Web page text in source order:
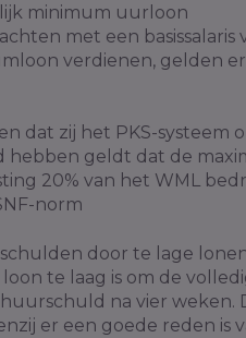
minimum uurloon
met een basissalaris
verdienen, gelden
dat zij het PKS-systeem
geldt dat de
20% van het WML
norm
door te lage
te laag is om de
na vier weken.
er een goede reden is